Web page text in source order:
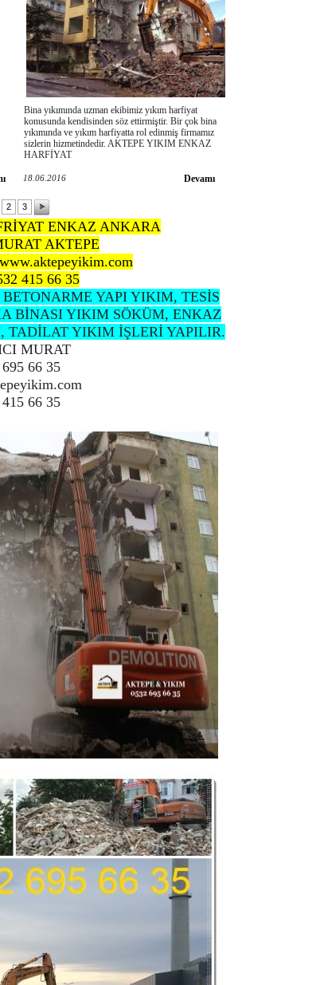
Bina yıkımında uzman ekibimiz yıkım harfiyat
konusunda kendisinden söz ettirmiştir. Bir çok bina
yıkımında ve yıkım harfiyatta rol edinmiş firmamız
sizlerin hizmetindedir. AKTEPE YIKIM ENKAZ
HARFİYAT
18.06.2016 Devamı
2 3
ENKAZ ANKARA
AKTEPE
415 66 35
YAPI YIKIM, TESİS
BİNASI YIKIM SÖKÜM, ENKAZ
YIKIM İŞLERİ YAPILIR.
MURAT
66 35
66 35